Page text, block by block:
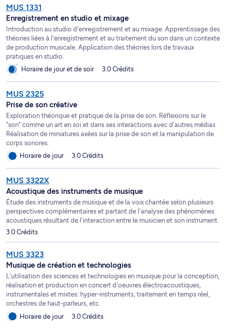
MUS 1331
Enregistrement en studio et mixage
Introduction au studio d'enregistrement et au mixage. Apprentissage des
théories liées à l'enregistrement et au traitement du son dans un contexte
de production musicale. Application des théories lors de travaux
pratiques en studio.
Horaire de jour et de soir
3.0 Crédits
MUS 2325
Prise de son créative
Exploration théorique et pratique de la prise de son. Réflexions sur le
"son" comme un art en soi et dans ses interactions avec d'autres médias.
Réalisation de miniatures axées sur la prise de son et la manipulation de
corps sonores.
Horaire de jour
3.0 Crédits
MUS 3322X
Acoustique des instruments de musique
Étude des instruments de musique et de la voix chantée selon plusieurs
perspectives complémentaires et partant de l'analyse des phénomènes
acoustiques résultant de l'interaction entre le musicien et son instrument.
3.0 Crédits
MUS 3323
Musique de création et technologies
L'utilisation des sciences et technologies en musique pour la conception,
réalisation et production en concert d'oeuvres électroacoustiques,
instrumentales et mixtes: hyper-instruments, traitement en temps réel,
orchestres de haut-parleurs, etc.
Horaire de jour
3.0 Crédits